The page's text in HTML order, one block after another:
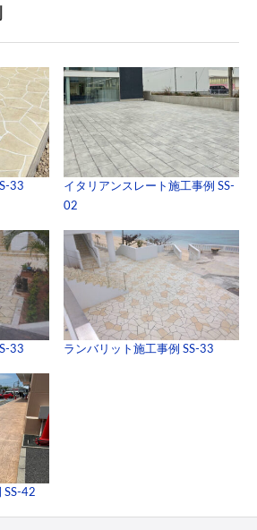
33
イタリアンスレート施工事例 SS-
02
33 ランバリット施工事例 SS-33
SS-42